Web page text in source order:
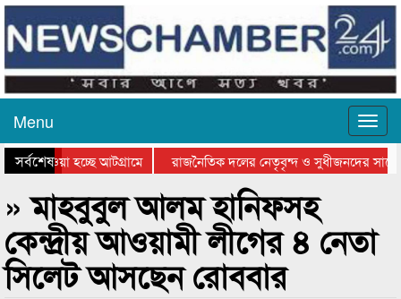
Menu
সর্বশেষ
যাওয়া হচ্ছে আটগ্রামে
রাজনৈতিক দলের নেতৃবৃন্দ ও সুধীজনদের সাথে
সিলেটে বাংলাদেশ গ্রুপ থিয়েটার
» মাহবুবুল আলম হানিফসহ
কেন্দ্রীয় আওয়ামী লীগের ৪ নেতা
সিলেট আসছেন রোববার